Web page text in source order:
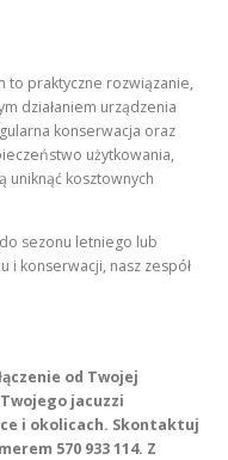
to praktyczne rozwiązanie,
działaniem urządzenia
konserwacja oraz
użytkowania,
uniknąć kosztownych
sezonu letniego lub
i konserwacji, nasz zespół
od Twojej
jacuzzi
i okolicach. Skontaktuj
570 933 114. Z